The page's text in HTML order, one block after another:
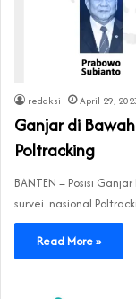
redaksi April 29,
Ganjar di
Poltracking
BANTEN – Posisi
survei nasional
Read More »